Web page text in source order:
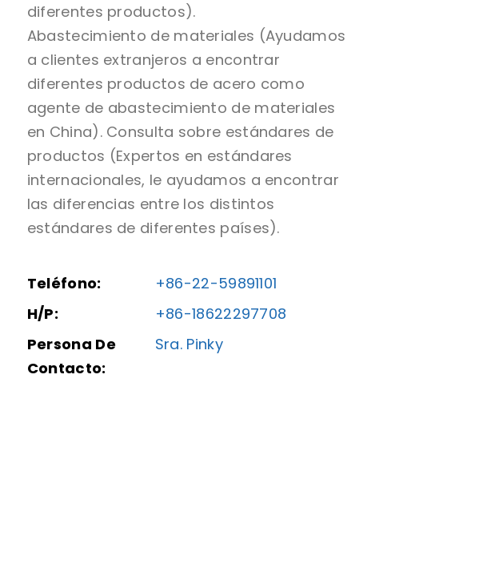
diferentes productos).
Abastecimiento de materiales (Ayudamos
a clientes extranjeros a encontrar
diferentes productos de acero como
agente de abastecimiento de materiales
en China). Consulta sobre estándares de
productos (Expertos en estándares
internacionales, le ayudamos a encontrar
las diferencias entre los distintos
estándares de diferentes países).
Teléfono:
+86-22-59891101
H/P:
+86-18622297708
Persona De
Contacto:
Sra. Pinky